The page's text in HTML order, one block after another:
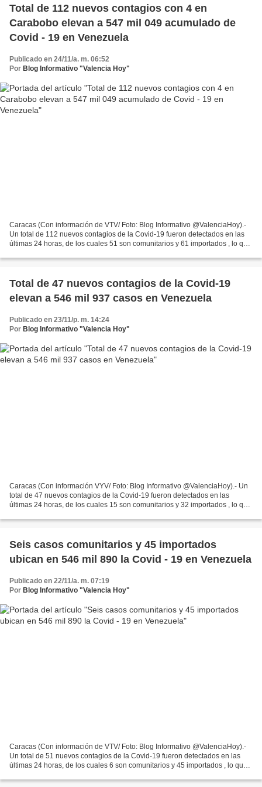
Total de 112 nuevos contagios con 4 en
Carabobo elevan a 547 mil 049 acumulado de
Covid - 19 en Venezuela
Publicado en 24/11/a. m. 06:52
Por Blog Informativo "Valencia Hoy"
Caracas (Con información de VTV/ Foto: Blog Informativo @ValenciaHoy).-
Un total de 112 nuevos contagios de la Covid-19 fueron detectados en las
últimas 24 horas, de los cuales 51 son comunitarios y 61 importados , lo que
Total de 47 nuevos contagios de la Covid-19
elevan a 546 mil 937 casos en Venezuela
Publicado en 23/11/p. m. 14:24
Por Blog Informativo "Valencia Hoy"
Caracas (Con información VYV/ Foto: Blog Informativo @ValenciaHoy).- Un
total de 47 nuevos contagios de la Covid-19 fueron detectados en las
últimas 24 horas, de los cuales 15 son comunitarios y 32 importados , lo que
Seis casos comunitarios y 45 importados
ubican en 546 mil 890 la Covid - 19 en Venezuela
Publicado en 22/11/a. m. 07:19
Por Blog Informativo "Valencia Hoy"
Caracas (Con información de VTV/ Foto: Blog Informativo @ValenciaHoy).-
Un total de 51 nuevos contagios de la Covid-19 fueron detectados en las
últimas 24 horas, de los cuales 6 son comunitarios y 45 importados , lo que